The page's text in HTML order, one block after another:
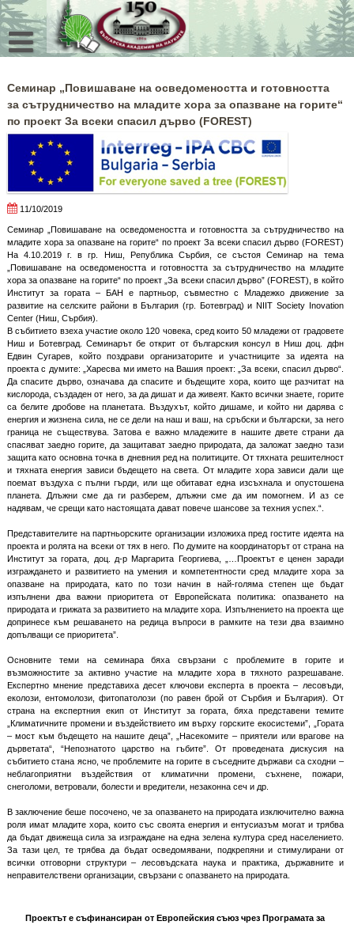
Skip
to
content
Семинар „Повишаване на осведомеността и готовността
за сътрудничество на младите хора за опазване на горите“
по проект За всеки спасил дърво (FOREST)
11/10/2019
Семинар „Повишаване на осведомеността и готовността за сътрудничество на
младите хора за опазване на горите“ по проект За всеки спасил дърво (FOREST)
На 4.10.2019 г. в гр. Ниш, Република Сърбия, се състоя Семинар на тема
„Повишаване на осведомеността и готовността за сътрудничество на младите
хора за опазване на горите“ по проект „За всеки спасил дърво” (FOREST), в който
Институт за гората – БАН е партньор, съвместно с Младежко движение за
развитие на селските райони в България (гр. Ботевград) и NIIT Society Inovation
Center (Ниш, Сърбия).
В събитието взеха участие около 120 човека, сред които 50 младежи от градовете
Ниш и Ботевград. Семинарът бе открит от българския консул в Ниш доц. дфн
Едвин Сугарев, който поздрави организаторите и участниците за идеята на
проекта с думите: „Харесва ми името на Вашия проект: „За всеки, спасил дърво“.
Да спасите дърво, означава да спасите и бъдещите хора, които ще разчитат на
кислорода, създаден от него, за да дишат и да живеят. Както всички знаете, горите
са белите дробове на планетата. Въздухът, който дишаме, и който ни дарява с
енергия и жизнена сила, не се дели на наш и ваш, на сръбски и български, за него
граница не съществува. Затова е важно младежите в нашите двете страни да
спасяват заедно горите, да защитават заедно природата, да заложат заедно тази
защита като основна точка в дневния ред на политиците. От тяхната решителност
и тяхната енергия зависи бъдещето на света. От младите хора зависи дали ще
поемат въздуха с пълни гърди, или ще обитават една изсъхнала и опустошена
планета. Длъжни сме да ги разберем, длъжни сме да им помогнем. И аз се
надявам, че срещи като настоящата дават повече шансове за техния успех.“.
Представителите на партньорските организации изложиха пред гостите идеята на
проекта и ролята на всеки от тях в него. По думите на координаторът от страна на
Институт за гората, доц. д-р Маргарита Георгиева, „…Проектът е ценен заради
изграждането и развитието на умения и компетентности сред младите хора за
опазване на природата, като по този начин в най-голяма степен ще бъдат
изпълнени два важни приоритета от Европейската политика: опазването на
природата и грижата за развитието на младите хора. Изпълнението на проекта ще
допринесе към решаването на редица въпроси в рамките на тези два взаимно
допълващи се приоритета”.
Основните теми на семинара бяха свързани с проблемите в горите и
възможностите за активно участие на младите хора в тяхното разрешаване.
Експертно мнение представиха десет ключови експерта в проекта – лесовъди,
еколози, ентомолози, фитопатолози (по равен брой от Сърбия и България). От
страна на експертния екип от Институт за гората, бяха представени темите
„Климатичните промени и въздействието им върху горските екосистеми”, „Гората
– мост към бъдещето на нашите деца”, „Насекомите – приятели или врагове на
дърветата“, “Непознатото царство на гъбите”. От проведената дискусия на
събитието стана ясно, че проблемите на горите в съседните държави са сходни –
неблагоприятни въздействия от климатични промени, съхнене, пожари,
снеголоми, ветровали, болести и вредители, незаконна сеч и др.
В заключение беше посочено, че за опазването на природата изключително важна
роля имат младите хора, които със своята енергия и ентусиазъм могат и трябва
да бъдат движеща сила за изграждане на една зелена култура сред населението.
За тази цел, те трябва да бъдат осведомявани, подкрепяни и стимулирани от
всички отговорни структури – лесовъдската наука и практика, държавните и
неправителствени организации, свързани с опазването на природата.
Проектът е съфинансиран от Европейския съюз чрез Програмата за